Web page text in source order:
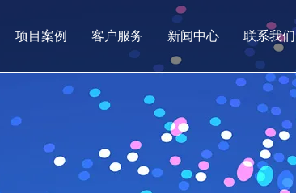
项目案例 客户服务 新闻中心 联系我们